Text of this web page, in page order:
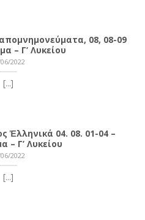
08, 08-09
– Γ’ Λυκείου
2022
[...]
Ἑλληνικά 04. 08. 01-04 –
– Γ’ Λυκείου
2022
[...]